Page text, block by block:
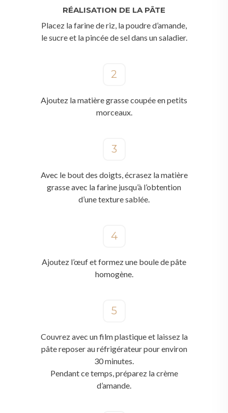
RÉALISATION DE LA PÂTE
Placez la farine de riz, la poudre d’amande,
le sucre et la pincée de sel dans un saladier.
2
Ajoutez la matière grasse coupée en petits
morceaux.
3
Avec le bout des doigts, écrasez la matière
grasse avec la farine jusqu’à l’obtention
d’une texture sablée.
4
Ajoutez l’œuf et formez une boule de pâte
homogène.
5
Couvrez avec un film plastique et laissez la
pâte reposer au réfrigérateur pour environ
30 minutes.
Pendant ce temps, préparez la crème
d’amande.